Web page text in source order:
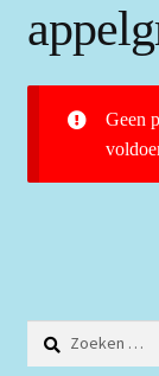
Winkelmand
Voorwaarden
Over ons
Geen
naar: